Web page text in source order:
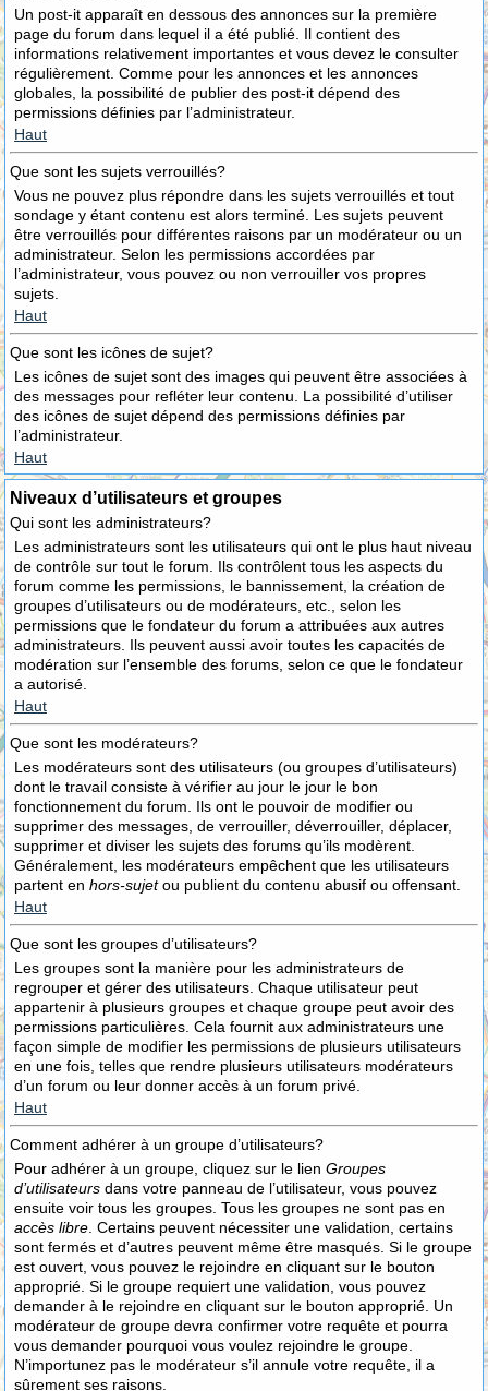
Un post-it apparaît en dessous des annonces sur la première
page du forum dans lequel il a été publié. Il contient des
informations relativement importantes et vous devez le consulter
régulièrement. Comme pour les annonces et les annonces
globales, la possibilité de publier des post-it dépend des
permissions définies par l’administrateur.
Haut
Que sont les sujets verrouillés?
Vous ne pouvez plus répondre dans les sujets verrouillés et tout
sondage y étant contenu est alors terminé. Les sujets peuvent
être verrouillés pour différentes raisons par un modérateur ou un
administrateur. Selon les permissions accordées par
l’administrateur, vous pouvez ou non verrouiller vos propres
sujets.
Haut
Que sont les icônes de sujet?
Les icônes de sujet sont des images qui peuvent être associées à
des messages pour refléter leur contenu. La possibilité d’utiliser
des icônes de sujet dépend des permissions définies par
l’administrateur.
Haut
Niveaux d’utilisateurs et groupes
Qui sont les administrateurs?
Les administrateurs sont les utilisateurs qui ont le plus haut niveau
de contrôle sur tout le forum. Ils contrôlent tous les aspects du
forum comme les permissions, le bannissement, la création de
groupes d’utilisateurs ou de modérateurs, etc., selon les
permissions que le fondateur du forum a attribuées aux autres
administrateurs. Ils peuvent aussi avoir toutes les capacités de
modération sur l’ensemble des forums, selon ce que le fondateur
a autorisé.
Haut
Que sont les modérateurs?
Les modérateurs sont des utilisateurs (ou groupes d’utilisateurs)
dont le travail consiste à vérifier au jour le jour le bon
fonctionnement du forum. Ils ont le pouvoir de modifier ou
supprimer des messages, de verrouiller, déverrouiller, déplacer,
supprimer et diviser les sujets des forums qu’ils modèrent.
Généralement, les modérateurs empêchent que les utilisateurs
partent en hors-sujetou publient du contenu abusif ou offensant.
Haut
Que sont les groupes d’utilisateurs?
Les groupes sont la manière pour les administrateurs de
regrouper et gérer des utilisateurs. Chaque utilisateur peut
appartenir à plusieurs groupes et chaque groupe peut avoir des
permissions particulières. Cela fournit aux administrateurs une
façon simple de modifier les permissions de plusieurs utilisateurs
en une fois, telles que rendre plusieurs utilisateurs modérateurs
d’un forum ou leur donner accès à un forum privé.
Haut
Comment adhérer à un groupe d’utilisateurs?
Pour adhérer à un groupe, cliquez sur le lien Groupes
d’utilisateurs dans votre panneau de l’utilisateur, vous pouvez
ensuite voir tous les groupes. Tous les groupes ne sont pas en
accès libre . Certains peuvent nécessiter une validation, certains
sont fermés et d’autres peuvent même être masqués. Si le groupe
est ouvert, vous pouvez le rejoindre en cliquant sur le bouton
approprié. Si le groupe requiert une validation, vous pouvez
demander à le rejoindre en cliquant sur le bouton approprié. Un
modérateur de groupe devra confirmer votre requête et pourra
vous demander pourquoi vous voulez rejoindre le groupe.
N’importunez pas le modérateur s’il annule votre requête, il a
sûrement ses raisons.